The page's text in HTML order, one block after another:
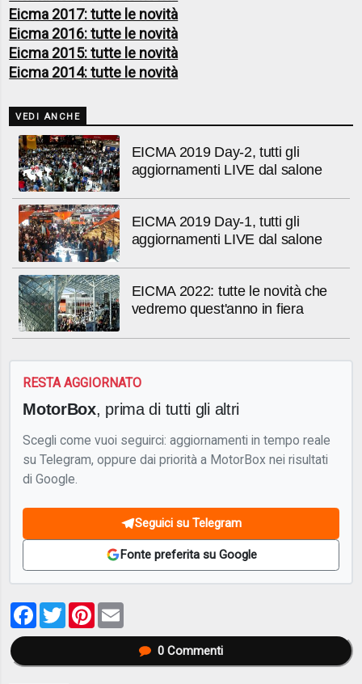
Eicma 2017: tutte le novità
Eicma 2016: tutte le novità
Eicma 2015: tutte le novità
Eicma 2014: tutte le novità
VEDI ANCHE
EICMA 2019 Day-2, tutti gli
aggiornamenti LIVE dal salone
EICMA 2019 Day-1, tutti gli
aggiornamenti LIVE dal salone
EICMA 2022: tutte le novità che
vedremo quest'anno in fiera
RESTA AGGIORNATO
MotorBox, prima di tutti gli altri
Scegli come vuoi seguirci: aggiornamenti in tempo reale
su Telegram, oppure dai priorità a MotorBox nei risultati
di Google.
Seguici su Telegram
Fonte preferita su Google
Facebook
TwitterPinterest
0Commenti